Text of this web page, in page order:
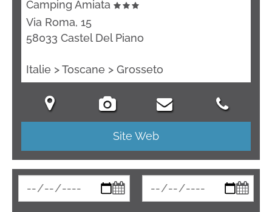
Camping Amiata
Via Roma, 15
58033 Castel Del Piano
Italie > Toscane > Grosseto
Site Web